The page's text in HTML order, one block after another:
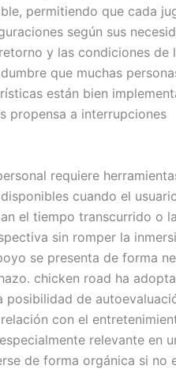
permitiendo que cada
según sus
y las condiciones de
que muchas
están bien
propensa a interrupciones
requiere
cuando el
el tiempo transcurrido o la
sin romper la
se presenta de forma
chicken road ha
de
con el
relevante en
de forma orgánica si no